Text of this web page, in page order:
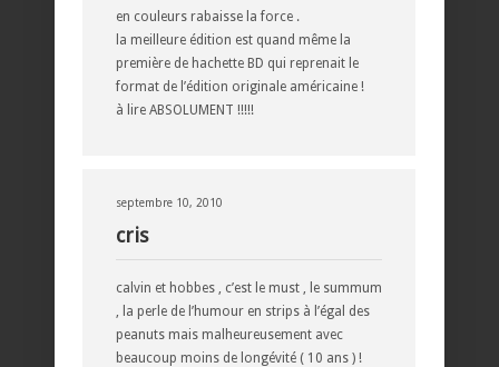
en couleurs rabaisse la force .
la meilleure édition est quand même la
première de hachette BD qui reprenait le
format de l’édition originale américaine !
à lire ABSOLUMENT !!!!!
septembre 10, 2010
cris
calvin et hobbes , c’est le must , le summum
, la perle de l’humour en strips à l’égal des
peanuts mais malheureusement avec
beaucoup moins de longévité ( 10 ans ) !